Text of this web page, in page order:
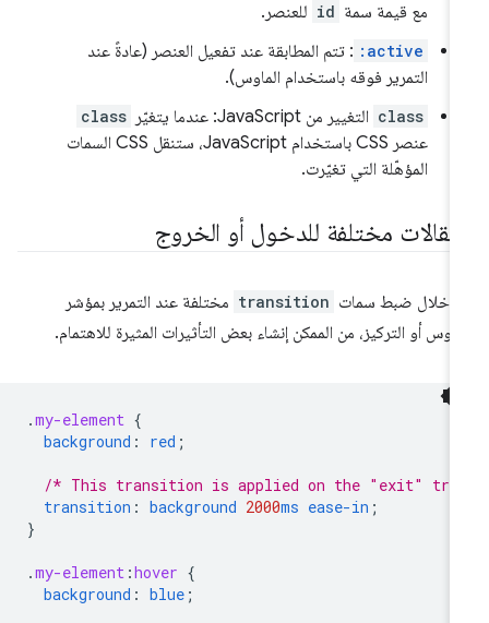
مع قيمة سمة id للعنصر.
:active : تتم المطابقة عند تفعيل العنصر (عادةً عند
التمرير فوقه باستخدام الماوس).
class التغيير من JavaScript: عندما يتغيّر class
عنصر CSS باستخدام JavaScript، ستنقل CSS السمات
المؤهّلة التي تغيّرت.
مختلفة للدخول أو الخروج
خلال ضبط سمات transition مختلفة عند التمرير بمؤشر
أو التركيز، من الممكن إنشاء بعض التأثيرات المثيرة للاهتمام.
.my-element
background: red
/* This transition is applied on the "exit"
transition: background 2000 ms ease-in
.my-element:hover
background: blue